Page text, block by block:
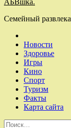
content
АБВшка.
Семейный
Новости
Здоровье
Игры
Кино
Спорт
Туризм
Факты
Карта сайта
Найти: